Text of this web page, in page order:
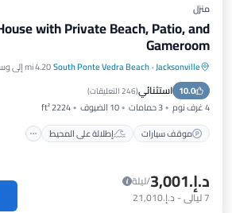
منزل
with Private Beach, Patio, and
Gameroom
Jacksonville
·
South Ponte Vedra Beach4.20 mi إلى وسط المدينة
10.0 استثنائي(246 التعليقات )
4 غرف نوم 3 حمامات 10 الضيوف
2224 ft²
موقف سيارات
إطلالة على المحيط
موقف سيارات
إطلالة على المحيط
شرفة / تراس
د.إ.‏3,001
/ليلة
7ليالي- د.إ.‏21,010